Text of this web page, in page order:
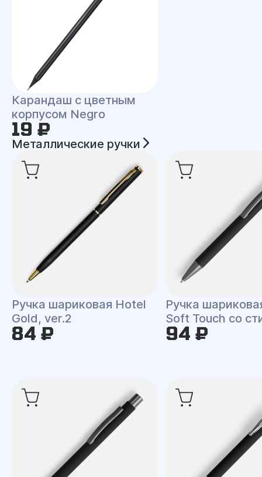
Карандаш с цветным
корпусом Negro
19 ₽
Металлические ручки
Ручка шариковая Hotel
Gold, ver.2
84 ₽
Ручка
Soft Touch со
94 ₽